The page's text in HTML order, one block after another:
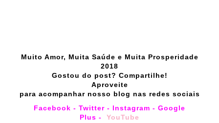
Muito Amor, Muita Saúde e Muita Prosperidade
2018
Gostou do post? Compartilhe!
Aproveite
para acompanhar nosso blog nas redes sociais
Facebook - Twitter - Instagram - Google
Plus - YouTube